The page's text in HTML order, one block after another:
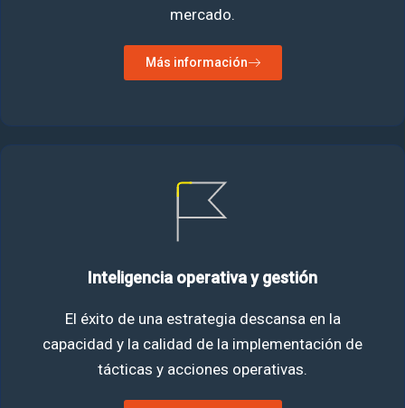
mercado.
Más información
Inteligencia operativa y gestión
El éxito de una estrategia descansa en la
capacidad y la calidad de la implementación de
tácticas y acciones operativas.